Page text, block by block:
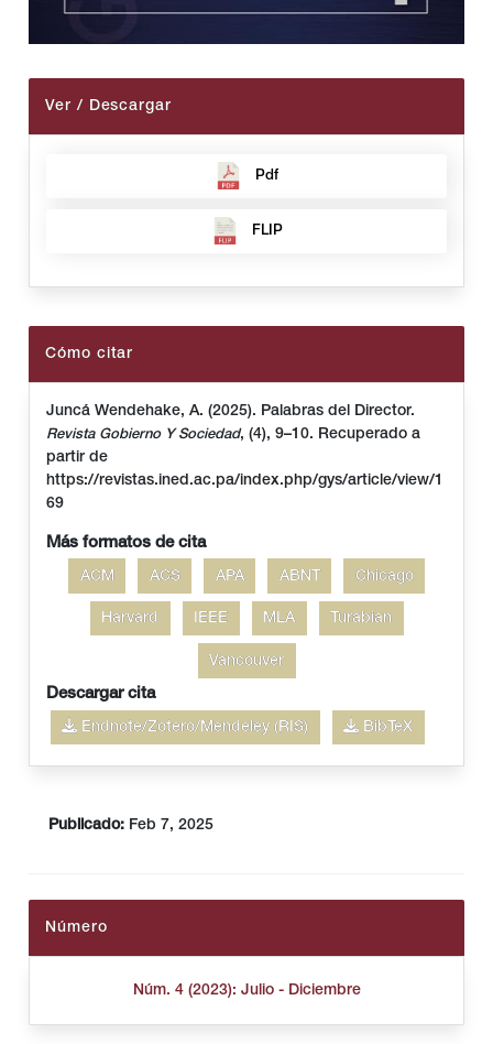
Ver / Descargar
Pdf
FLIP
Cómo citar
Juncá Wendehake, A. (2025). Palabras del Director.
Revista Gobierno Y Sociedad, (4), 9–10. Recuperado a
partir de
https://revistas.ined.ac.pa/index.php/gys/article/view/1
69
Más formatos de cita
ACM ACS APA ABNT Chicago
Harvard IEEE MLA Turabian
Vancouver
Descargar cita
Endnote/Zotero/Mendeley (RIS) BibTeX
Publicado:Feb 7, 2025
Número
Núm. 4 (2023): Julio - Diciembre